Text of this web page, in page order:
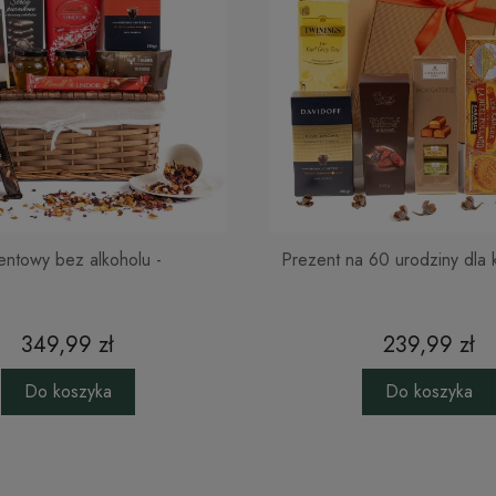
Kto
jest jedna
bez alkoholu -
349,99 zł
Do koszyka
Prezent na 60 urodziny dla
239,99 zł
Do koszyka